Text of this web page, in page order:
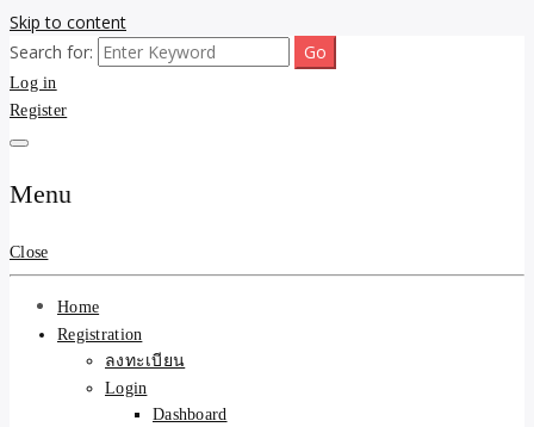
Skip to content
รับจ้างโพสต์ขายบ้าน ขาย
ของ ติดหน้าแรก Google Ai
Search ราคาถูกที่สุด! เน้น
ความคุ้มค่า "ถูกและดีมีอยู่
จริง" (เหมาะกับพ่อค้า
แม่ค้า) บริการโพสต์เว็บ
บอร์ด SEO การันตีงานดี
ขายบ้านไม่ออก ขายสินค้าไม่ได้ บอกเรา! รับจ้างลงโพสต์อสังหาฯ รับโพส
เว็บบอร์ดSEO ดันติดหน้าแรก Google AI ชัวร์ 🎯 … ให้เราจัดการให้! ด้วย
ระบบ AI Search & SEO ที่แม่นยำที่สุด
Search for:
Log in
Register
Menu
Close
Home
Registration
ลงทะเบียน
Login
Dashboard